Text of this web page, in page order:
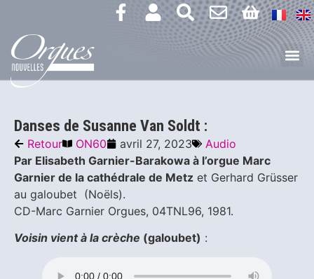
Danses de Susanne Van Soldt :
Retour ON60 avril 27, 2023
Audio
Par Elisabeth Garnier-Barakowa à l’orgue Marc
Garnier de la cathédrale de Metz et Gerhard Grüsser
au galoubet (Noëls).
CD-Marc Garnier Orgues, 04TNL96, 1981.
Voisin vient à la crèche (galoubet) :